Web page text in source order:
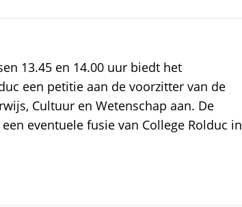
13.45 en 14.00 uur biedt het
een petitie aan de voorzitter van de
Cultuur en Wetenschap aan. De
eventuele fusie van College Rolduc in